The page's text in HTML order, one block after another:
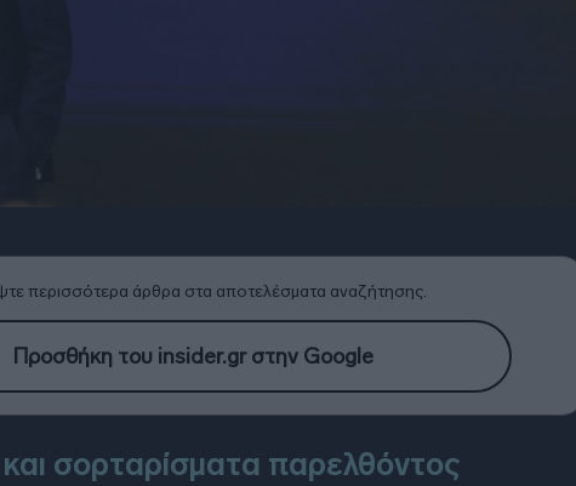
περισσότερα άρθρα στα αποτελέσματα αναζήτησης.
Προσθήκη του insider.gr στην Google
σορταρίσματα παρελθόντος